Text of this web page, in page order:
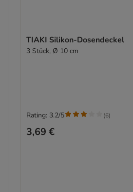
TIAKI Silikon-Dosendeckel
3 Stück, Ø 10 cm
3,69 €
Rating: 3.2/5 (6)